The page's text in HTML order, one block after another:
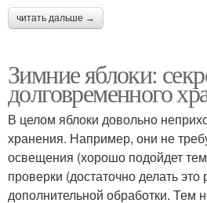
читать дальше →
Зимние яблоки:
долговременного
В целом яблоки довольно
хранения. Например, они не
освещения (хорошо подойдет
проверки (достаточно делать это
дополнительной обработки. Тем